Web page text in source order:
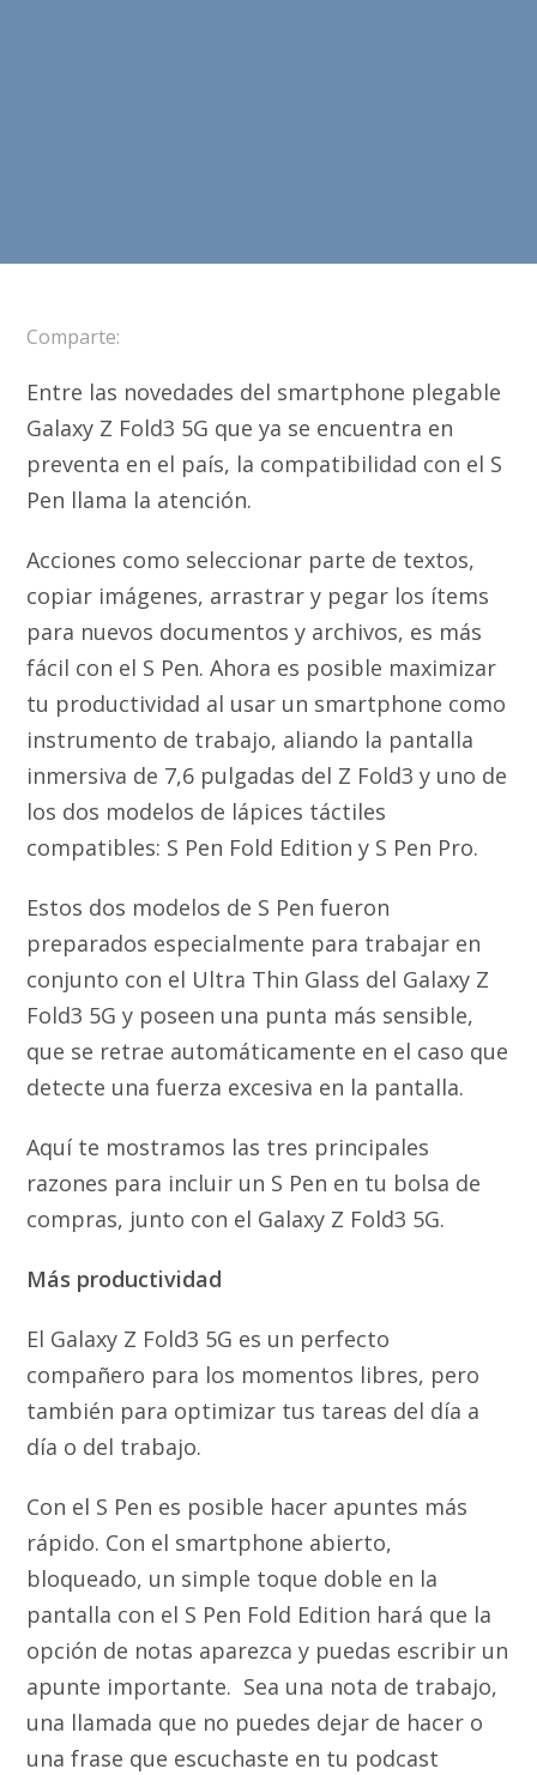
Comparte:
Entre las novedades del smartphone plegable
Galaxy Z Fold3 5G que ya se encuentra en
preventa en el país, la compatibilidad con el S
Pen llama la atención.
Acciones como seleccionar parte de textos,
copiar imágenes, arrastrar y pegar los ítems
para nuevos documentos y archivos, es más
fácil con el S Pen. Ahora es posible maximizar
tu productividad al usar un smartphone como
instrumento de trabajo, aliando la pantalla
inmersiva de 7,6 pulgadas del Z Fold3 y uno de
los dos modelos de lápices táctiles
compatibles: S Pen Fold Edition y S Pen Pro.
Estos dos modelos de S Pen fueron
preparados especialmente para trabajar en
conjunto con el Ultra Thin Glass del Galaxy Z
Fold3 5G y poseen una punta más sensible,
que se retrae automáticamente en el caso que
detecte una fuerza excesiva en la pantalla.
Aquí te mostramos las tres principales
razones para incluir un S Pen en tu bolsa de
compras, junto con el Galaxy Z Fold3 5G.
Más productividad
El Galaxy Z Fold3 5G es un perfecto
compañero para los momentos libres, pero
también para optimizar tus tareas del día a
día o del trabajo.
Con el S Pen es posible hacer apuntes más
rápido. Con el smartphone abierto,
bloqueado, un simple toque doble en la
pantalla con el S Pen Fold Edition hará que la
opción de notas aparezca y puedas escribir un
apunte importante. Sea una nota de trabajo,
una llamada que no puedes dejar de hacer o
una frase que escuchaste en tu podcast